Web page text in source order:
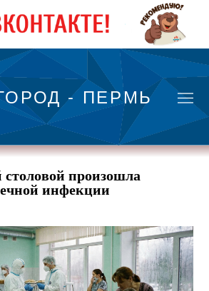
- ПЕРМЬ
произошла
инфекции